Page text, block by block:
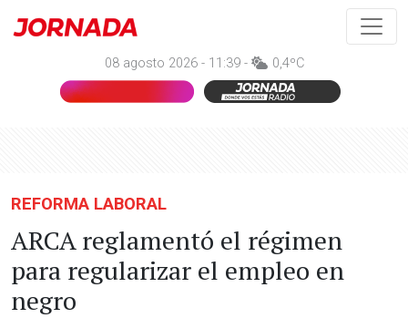
08 agosto 2026 - 11:39 - 0,4ºC
REFORMA LABORAL
ARCA reglamentó el régimen
para regularizar el empleo en
negro